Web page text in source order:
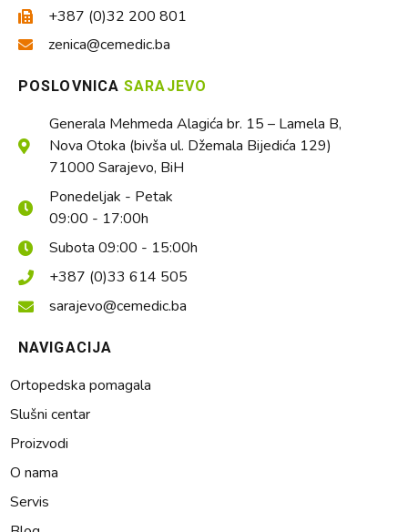
+387 (0)32 200 801
zenica@cemedic.ba
POSLOVNICASARAJEVO
Generala Mehmeda Alagića br. 15 – Lamela B,
Nova Otoka (bivša ul. Džemala Bijedića 129)
71000 Sarajevo, BiH
Ponedeljak - Petak
09:00 - 17:00h
Subota 09:00 - 15:00h
+387 (0)33 614 505
sarajevo@cemedic.ba
NAVIGACIJA
Ortopedska pomagala
Slušni centar
Proizvodi
O nama
Servis